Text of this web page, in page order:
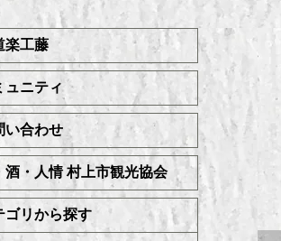
楽工藤
ュニティ
い合わせ
酒・人情 村上市観光協会
ゴリから探す